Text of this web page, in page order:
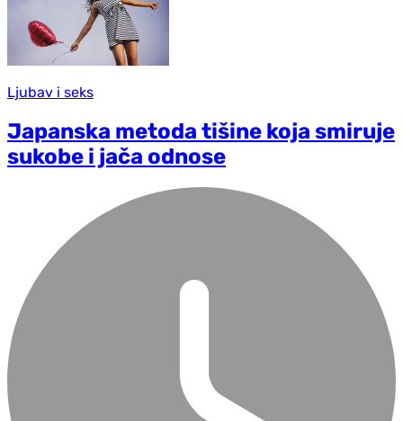
Ljubav i seks
Japanska metoda tišine koja smiruje
sukobe i jača odnose